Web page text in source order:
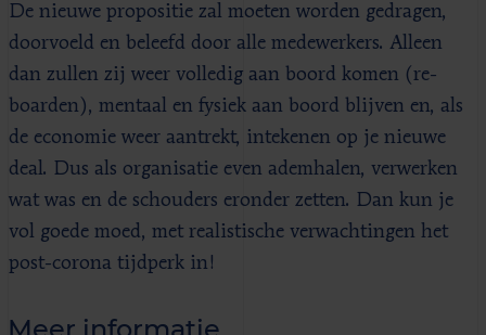
De nieuwe propositie zal moeten worden gedragen,
doorvoeld en beleefd door alle medewerkers. Alleen
dan zullen zij weer volledig aan boord komen (re-
boarden), mentaal en fysiek aan boord blijven en, als
de economie weer aantrekt, intekenen op je nieuwe
deal. Dus als organisatie even ademhalen, verwerken
wat was en de schouders eronder zetten. Dan kun je
vol goede moed, met realistische verwachtingen het
post-corona tijdperk in!
Meer informatie